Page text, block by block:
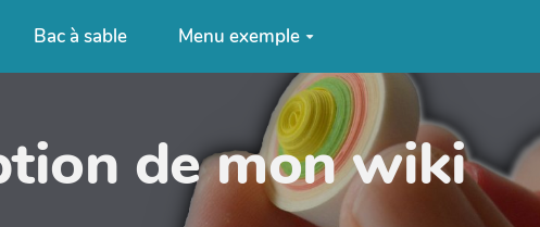
Bac à sable Menu exemple
de mon wiki